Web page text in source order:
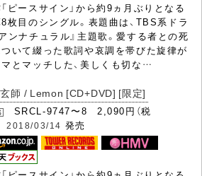
ピースサイン」から約9ヵ月ぶりとなる
枚目のシングル。表題曲は、TBS系ドラ
ンナチュラル』主題歌。愛する者との死
いて綴った歌詞や哀調を帯びた旋律が
マとマッチした、美しくも切な…
師 / Lemon [CD+DVD] [限定]
SRCL-9747〜8 2,090円（税
2018/03/14 発売